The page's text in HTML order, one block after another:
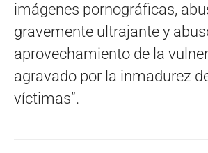
imágenes pornográficas,
gravemente ultrajante y
aprovechamiento de la
agravado por la inmadurez
víctimas”.